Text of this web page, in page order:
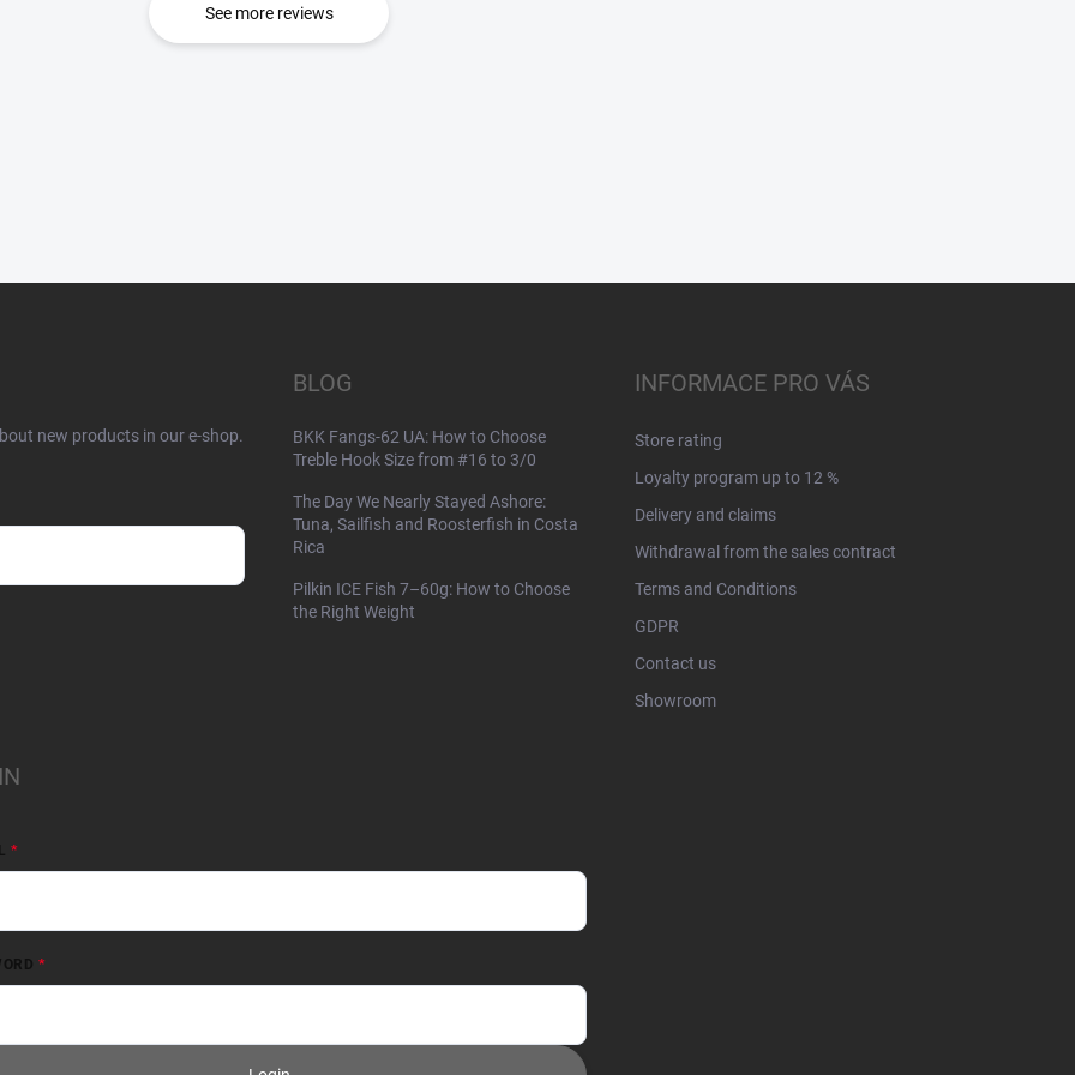
See more reviews
new products in our e-shop.
BLOG
BKK Fangs-62 UA: How to Choose
Treble Hook Size from #16 to 3/0
The Day We Nearly Stayed Ashore:
Tuna, Sailfish and Roosterfish in Costa
Rica
Pilkin ICE Fish 7–60g: How to Choose
the Right Weight
INFORMACE PRO VÁS
Store rating
Loyalty program up to 12 %
Delivery and claims
Withdrawal from the sales contract
Terms and Conditions
GDPR
Contact us
Showroom